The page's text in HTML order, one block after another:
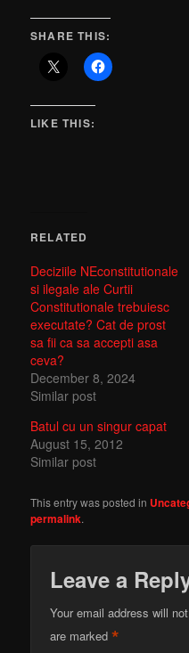
SHARE THIS:
LIKE THIS:
RELATED
Deciziile NEconstitutionale
si ilegale ale Curtii
Constitutionale trebuiesc
executate? Cat de prost
sa fii ca sa accepti asa
ceva?
December 8, 2024
Similar post
Batul cu un singur capat
August 15, 2012
Similar post
This entry was posted in
permalink.
Leave a
Your email address will
are marked*